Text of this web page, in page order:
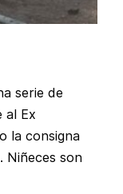
serie de
al Ex
la consigna
Niñeces son